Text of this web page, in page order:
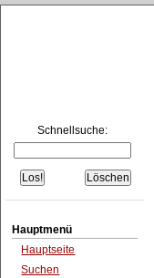
Schnellsuche:
Hauptmenü
Hauptseite
Suchen